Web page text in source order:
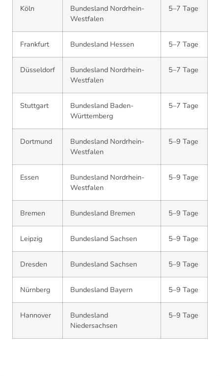
Köln
Bundesland Nordrhein-
Westfalen
5–7 Tage
Frankfurt Bundesland Hessen 5–7 Tage
Düsseldorf
Bundesland Nordrhein-
Westfalen
5–7 Tage
Stuttgart
Bundesland Baden-
Württemberg
5–7 Tage
Dortmund
Bundesland Nordrhein-
Westfalen
5–9 Tage
Essen
Bundesland Nordrhein-
Westfalen
5–9 Tage
Bremen Bundesland Bremen 5–9 Tage
Leipzig Bundesland Sachsen 5–9 Tage
Dresden Bundesland Sachsen 5–9 Tage
Nürnberg Bundesland Bayern 5–9 Tage
Hannover
Bundesland
Niedersachsen
5–9 Tage